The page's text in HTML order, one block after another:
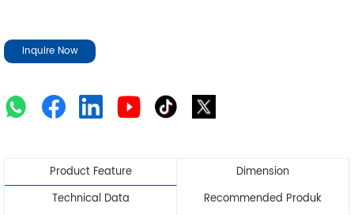
Inquire Now
Product Feature
Dimension
Technical Data
Recommended Produk